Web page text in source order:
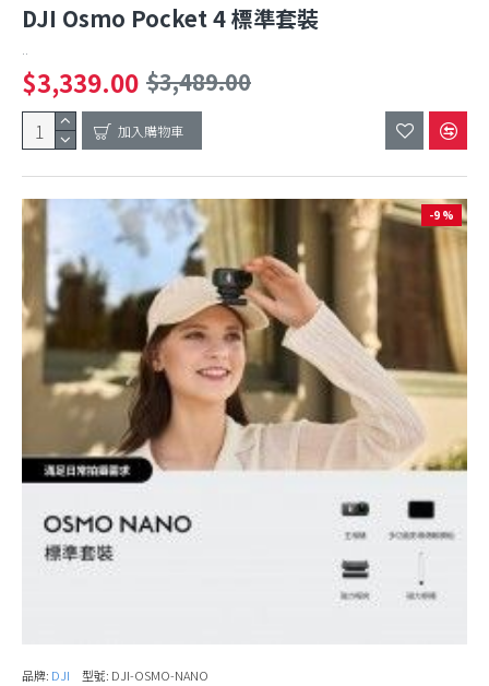
DJI Osmo Pocket 4 標準套裝
..
$3,339.00 $3,489.00
加入購物車
-9 %
品牌: DJI 型號: DJI-OSMO-NANO